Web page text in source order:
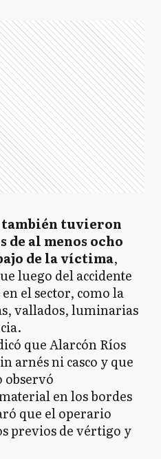
tuvieron
de al menos ocho
de la víctima,
luego del accidente
el sector, como la
vallados, luminarias
que Alarcón Ríos
arnés ni casco y que
observó
en los bordes
que el operario
previos de vértigo y